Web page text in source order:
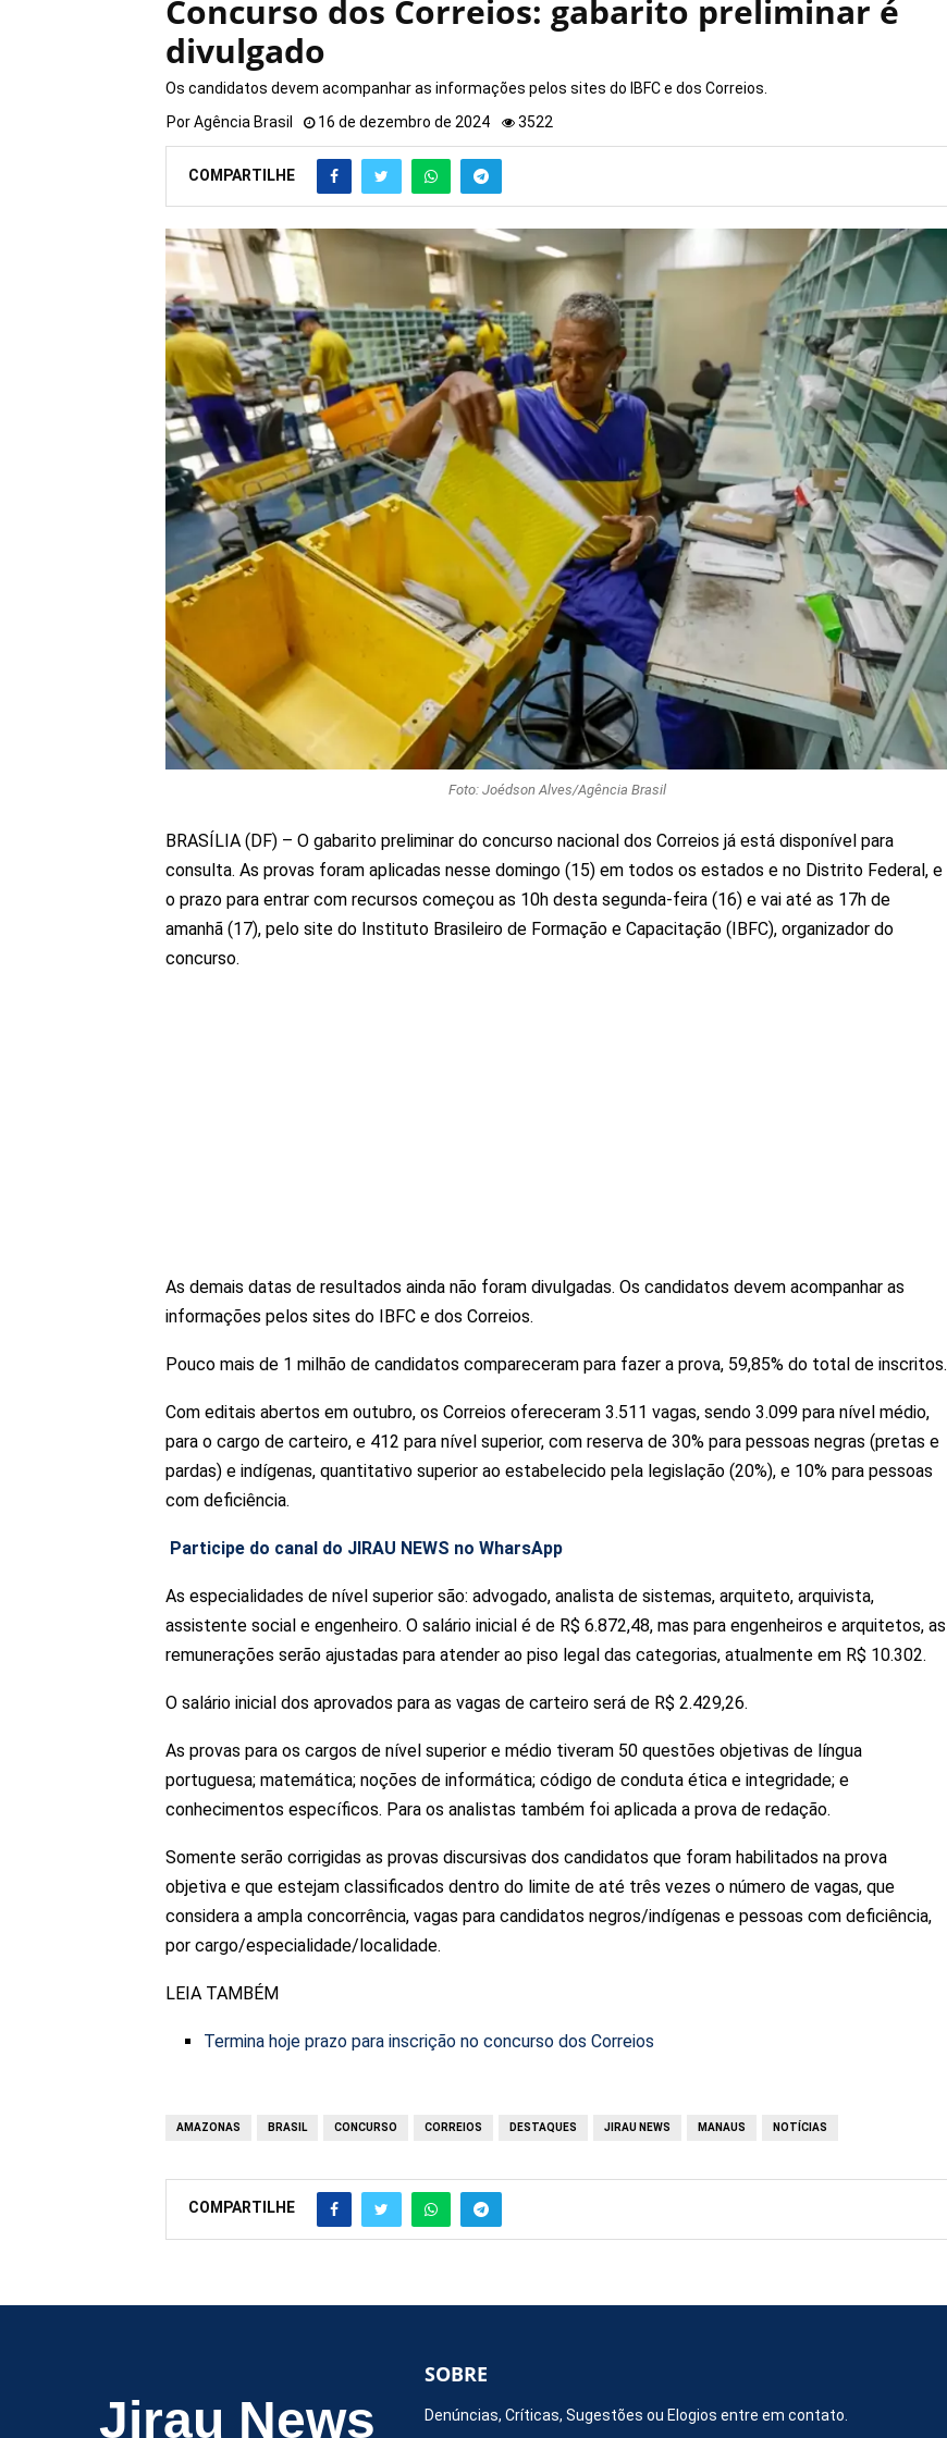
Concurso dos Correios: gabarito preliminar é
divulgado
Os candidatos devem acompanhar as informações pelos sites do IBFC e dos Correios.
PorAgência Brasil 16 de dezembro de 2024 3522
COMPARTILHE
Foto: Joédson Alves/Agência Brasil
BRASÍLIA (DF) – O gabarito preliminar do concurso nacional dos Correios já está disponível para
consulta. As provas foram aplicadas nesse domingo (15) em todos os estados e no Distrito Federal, e
o prazo para entrar com recursos começou as 10h desta segunda-feira (16) e vai até as 17h de
amanhã (17), pelo site do Instituto Brasileiro de Formação e Capacitação (IBFC), organizador do
concurso.
As demais datas de resultados ainda não foram divulgadas. Os candidatos devem acompanhar as
informações pelos sites do IBFC e dos Correios.
Pouco mais de 1 milhão de candidatos compareceram para fazer a prova, 59,85% do total de inscritos.
Com editais abertos em outubro, os Correios ofereceram 3.511 vagas, sendo 3.099 para nível médio,
para o cargo de carteiro, e 412 para nível superior, com reserva de 30% para pessoas negras (pretas e
pardas) e indígenas, quantitativo superior ao estabelecido pela legislação (20%), e 10% para pessoas
com deficiência.
Participe do canal do JIRAU NEWS no WharsApp
As especialidades de nível superior são: advogado, analista de sistemas, arquiteto, arquivista,
assistente social e engenheiro. O salário inicial é de R$ 6.872,48, mas para engenheiros e arquitetos, as
remunerações serão ajustadas para atender ao piso legal das categorias, atualmente em R$ 10.302.
O salário inicial dos aprovados para as vagas de carteiro será de R$ 2.429,26.
As provas para os cargos de nível superior e médio tiveram 50 questões objetivas de língua
portuguesa; matemática; noções de informática; código de conduta ética e integridade; e
conhecimentos específicos. Para os analistas também foi aplicada a prova de redação.
Somente serão corrigidas as provas discursivas dos candidatos que foram habilitados na prova
objetiva e que estejam classificados dentro do limite de até três vezes o número de vagas, que
considera a ampla concorrência, vagas para candidatos negros/indígenas e pessoas com deficiência,
por cargo/especialidade/localidade.
LEIA TAMBÉM
Termina hoje prazo para inscrição no concurso dos Correios
AMAZONAS BRASIL CONCURSO CORREIOS DESTAQUES JIRAU NEWS MANAUS NOTÍCIAS
COMPARTILHE
Jirau News
SOBRE
Denúncias, Críticas, Sugestões ou Elogios entre em contato.